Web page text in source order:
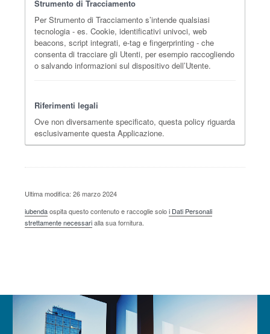
Strumento di Tracciamento
Per Strumento di Tracciamento s’intende qualsiasi
tecnologia - es. Cookie, identificativi univoci, web
beacons, script integrati, e-tag e fingerprinting - che
consenta di tracciare gli Utenti, per esempio raccogliendo
o salvando informazioni sul dispositivo dell’Utente.
Riferimenti legali
Ove non diversamente specificato, questa policy riguarda
esclusivamente questa Applicazione.
Ultima modifica: 26 marzo 2024
iubendaospita questo contenuto e raccoglie soloi Dati Personali
strettamente necessarialla sua fornitura.